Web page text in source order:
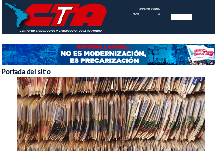
MENU
INICIOINSTITUCIONAL MEMORIAS
ANUALES
Portada del sitio